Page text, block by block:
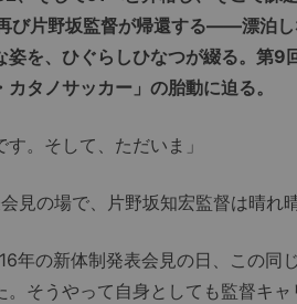
び片野坂監督が帰還する――漂泊
姿を、ひぐらしひなつが綴る。第9
タノサッカー」の胎動に迫る。
。そして、ただいま」
の場で、片野坂知宏監督は晴れ
年の新体制発表会見の日、この同
そうやって自身としても監督キ